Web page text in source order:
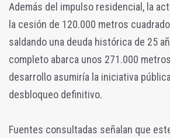
Además del impulso residencial, la
la cesión de 120.000 metros
saldando una deuda histórica de 25
completo abarca unos 271.000
desarrollo asumiría la iniciativa
desbloqueo definitivo.
Fuentes consultadas señalan que